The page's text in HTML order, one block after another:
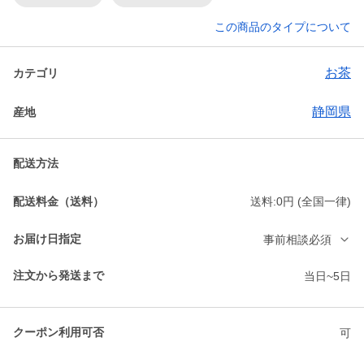
この商品のタイプについて
カテゴリ お茶
産地 静岡県
配送方法
配送料金（送料） 送料:0円 (全国一律)
お届け日指定 事前相談必須
注文から発送まで 当日~5日
クーポン利用可否 可